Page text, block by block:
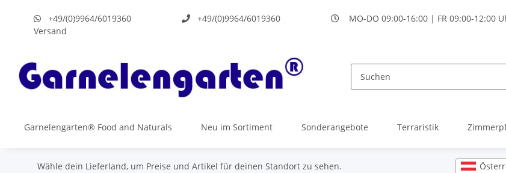
+49/(0)9964/6019360 +49/(0)9964/6019360 MO-DO 09:00-16:00 | FR 09:00-12:00
Versand
Garnelengarten® Food and Naturals Neu im Sortiment Sonderangebote Terraristik
Wähle dein Lieferland, um Preise und Artikel für deinen Standort zu sehen.